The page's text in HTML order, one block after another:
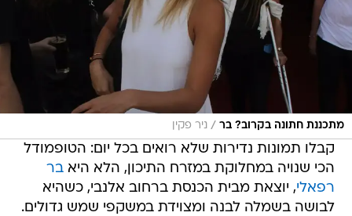
מתכננת חתונה בקרוב? בר / ניר פקין
קבלו תמונות נדירות שלא רואים בכל יום: הטופמודל
הכי שנויה במחלוקת במזרח התיכון, הלא היא
רפאלי, יוצאת מבית הכנסת ברחוב אלנבי, כשהיא
לבושה בשמלה לבנה ומצוידת במשקפי שמש גדולים.
רוצים עוד רכילות?